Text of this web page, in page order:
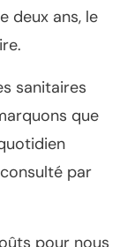
deux ans, le
sanitaires
que
par
pour nous